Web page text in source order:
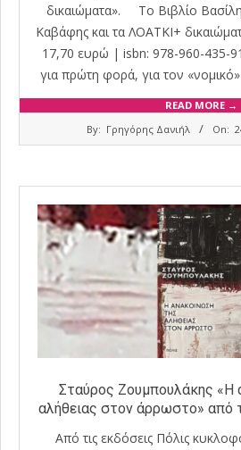
δικαιώματα». Το Βιβλίο
Καβάφης και τα ΛΟΑΤΚΙ+
17,70 ευρώ | isbn: 978-960-435-
για πρώτη φορά, για τον
READ MORE →
By: Γρηγόρης Δανιήλ On:
Σταύρος Ζουμπουλάκης «Η
αλήθειας στον άρρωστο» από
Από τις εκδόσεις Πόλις